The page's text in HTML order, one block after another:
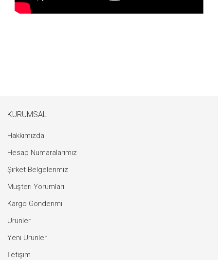
KURUMSAL
Hakkımızda
Hesap Numaralarımız
Şirket Belgelerimiz
Müşteri Yorumları
Kargo Gönderimi
Ürünler
Yeni Ürünler
İletişim